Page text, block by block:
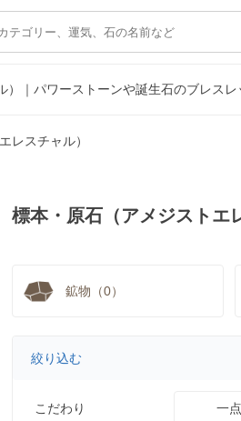
｜パワーストーンや誕生石のブレス
レスチャル）
標本・原石（アメジストエ
鉱物（0）
絞り込む
こだわり 一